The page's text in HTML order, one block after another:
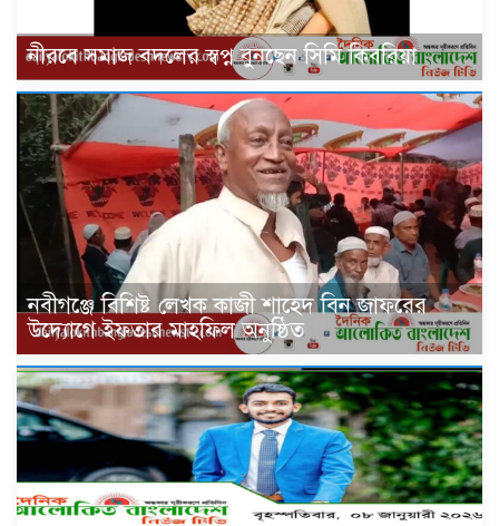
নীরবে সমাজ বদলের স্বপ্ন বুনছেন সিমি কিবরিয়া
নবীগঞ্জে বিশিষ্ট লেখক কাজী শাহেদ বিন জাফরের
উদ্যোগে ইফতার মাহফিল অনুষ্ঠিত